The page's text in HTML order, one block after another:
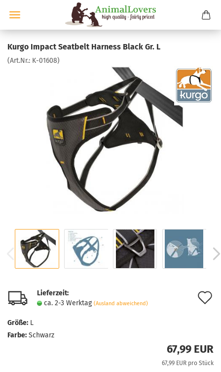
Kurgo Impact Seatbelt Harness Black Gr. L
(Art.Nr.: K-01608)
Lieferzeit:
ca. 2-3 Werktag (Ausland abweichend)
Größe: L
Farbe: Schwarz
67,99 EUR
67,99 EUR pro Stück